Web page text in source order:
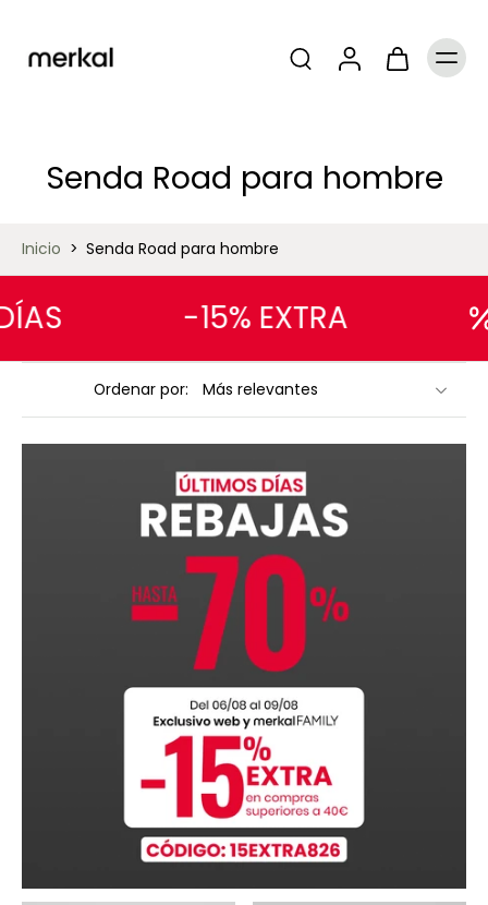
Senda Road para hombre
Inicio > Senda Road para hombre
-15% EXTRA
Ordenar por: